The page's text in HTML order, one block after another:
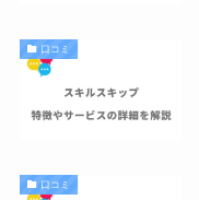
口コミ
口コミ